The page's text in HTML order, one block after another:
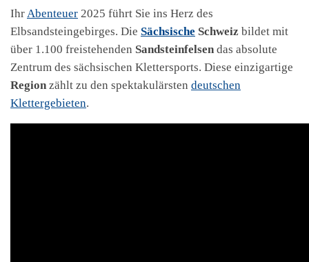
IhrAbenteuer 2025 führt Sie ins Herz des
Elbsandsteingebirges. Die Sächsische Schweiz bildet mit
über 1.100 freistehenden Sandsteinfelsen das absolute
Zentrum des sächsischen Klettersports. Diese einzigartige
Region zählt zu den spektakulärsten deutschen
Klettergebieten.